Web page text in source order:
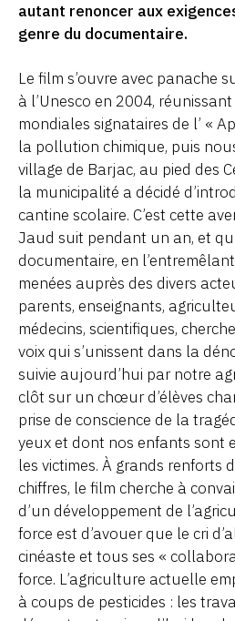
autant renoncer aux
genre du documentaire.
Le film s’ouvre avec panache
à l’Unesco en 2004,
mondiales signataires de l’ «
la pollution chimique, puis
village de Barjac, au pied des
la municipalité a décidé
cantine scolaire. C’est cette
Jaud suit pendant un an, et
documentaire, en
menées auprès des divers
parents, enseignants,
médecins, scientifiques,
voix qui s’unissent dans la
suivie aujourd’hui par notre
clôt sur un chœur d’élèves
prise de conscience de la
yeux et dont nos enfants sont
les victimes. À grands renforts
chiffres, le film cherche à
d’un développement de
force est d’avouer que le cri
cinéaste et tous ses «
force. L’agriculture actuelle
à coups de pesticides : les